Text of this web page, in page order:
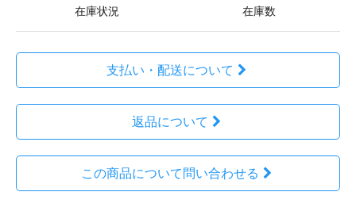
在庫状況 在庫数
支払い・配送について
返品について
この商品について問い合わせる